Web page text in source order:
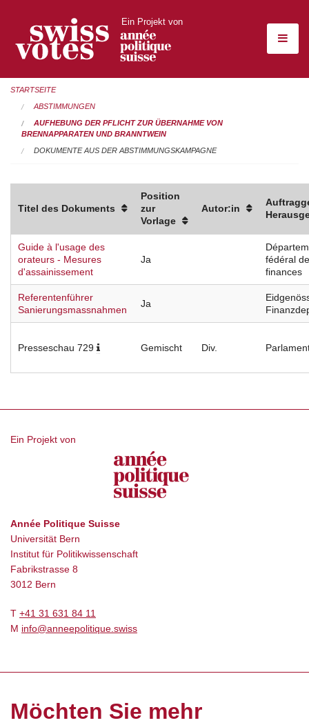
Ein Projekt von
STARTSEITE
ABSTIMMUNGEN
AUFHEBUNG DER PFLICHT ZUR ÜBERNAHME VON
BRENNAPPARATEN UND BRANNTWEIN
DOKUMENTE AUS DER ABSTIMMUNGSKAMPAGNE
Titel des Dokuments
Position
zur
Vorlage
Autor:in
Guide à l'usage des
orateurs - Mesures
d'assainissement
Ja
fédéral
finances
Referentenführer
Sanierungsmassnahmen
Ja
Presseschau 729 Gemischt Div.
Ein Projekt von
Année Politique Suisse
Universität Bern
Institut für Politikwissenschaft
Fabrikstrasse 8
3012 Bern
T +41 31 631 84 11
M info@anneepolitique.swiss
Möchten Sie mehr